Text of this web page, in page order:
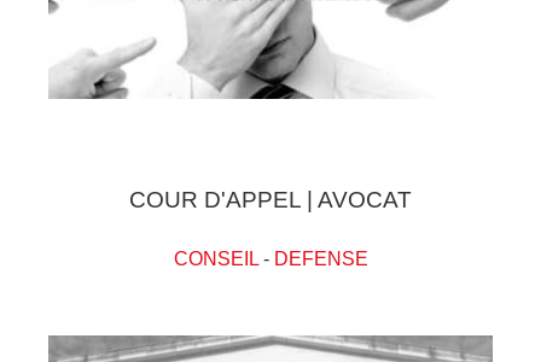
COUR D'APPEL | AVOCAT
CONSEIL- DEFENSE